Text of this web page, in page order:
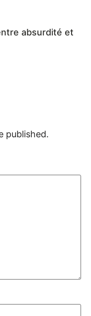
absurdité et
published.